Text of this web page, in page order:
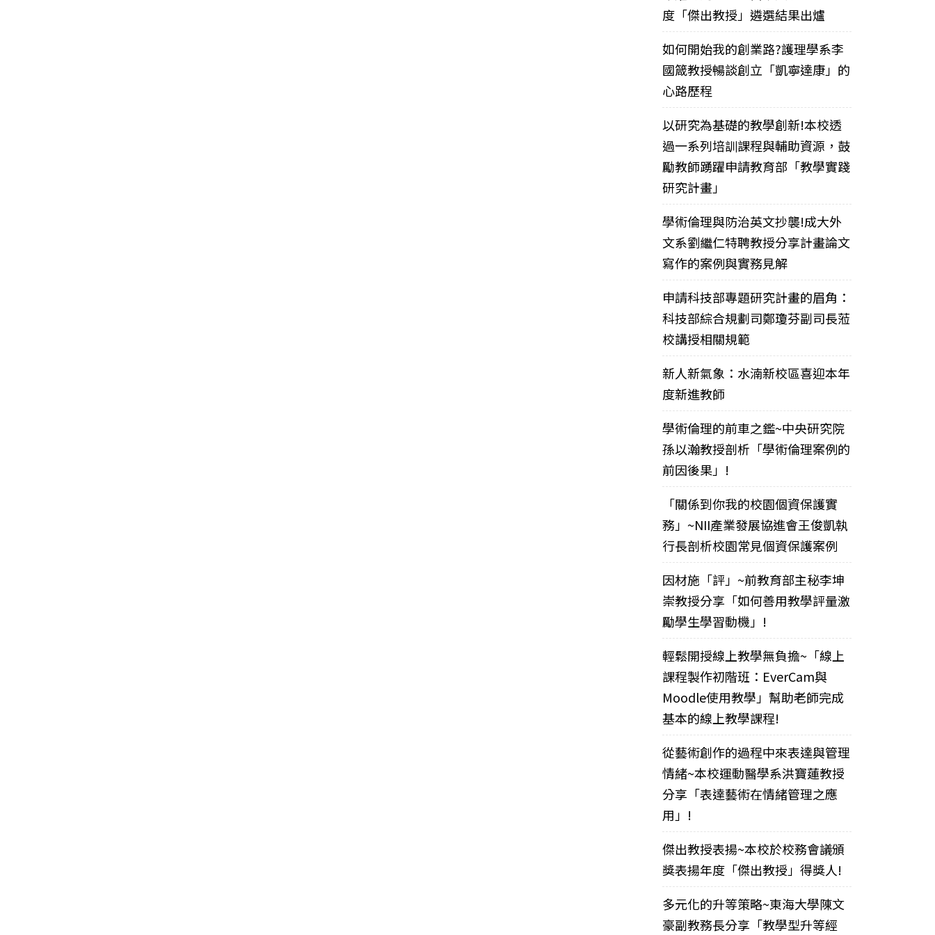
度「傑出教授」遴選結果出爐
如何開始我的創業路?護理學系李
國箴教授暢談創立「凱寧達康」的
心路歷程
以研究為基礎的教學創新!本校透
過一系列培訓課程與輔助資源，鼓
勵教師踴躍申請教育部「教學實踐
研究計畫」
學術倫理與防治英文抄襲!成大外
文系劉繼仁特聘教授分享計畫論文
寫作的案例與實務見解
申請科技部專題研究計畫的眉角：
科技部綜合規劃司鄭瓊芬副司長蒞
校講授相關規範
新人新氣象：水湳新校區喜迎本年
度新進教師
學術倫理的前車之鑑~中央研究院
孫以瀚教授剖析「學術倫理案例的
前因後果」!
「關係到你我的校園個資保護實
務」~NII產業發展協進會王俊凱執
行長剖析校園常見個資保護案例
因材施「評」~前教育部主秘李坤
崇教授分享「如何善用教學評量激
勵學生學習動機」!
輕鬆開授線上教學無負擔~「線上
課程製作初階班：EverCam與
Moodle使用教學」幫助老師完成
基本的線上教學課程!
從藝術創作的過程中來表達與管理
情緒~本校運動醫學系洪寶蓮教授
分享「表達藝術在情緒管理之應
用」!
傑出教授表揚~本校於校務會議頒
獎表揚年度「傑出教授」得獎人!
多元化的升等策略~東海大學陳文
豪副教務長分享「教學型升等經